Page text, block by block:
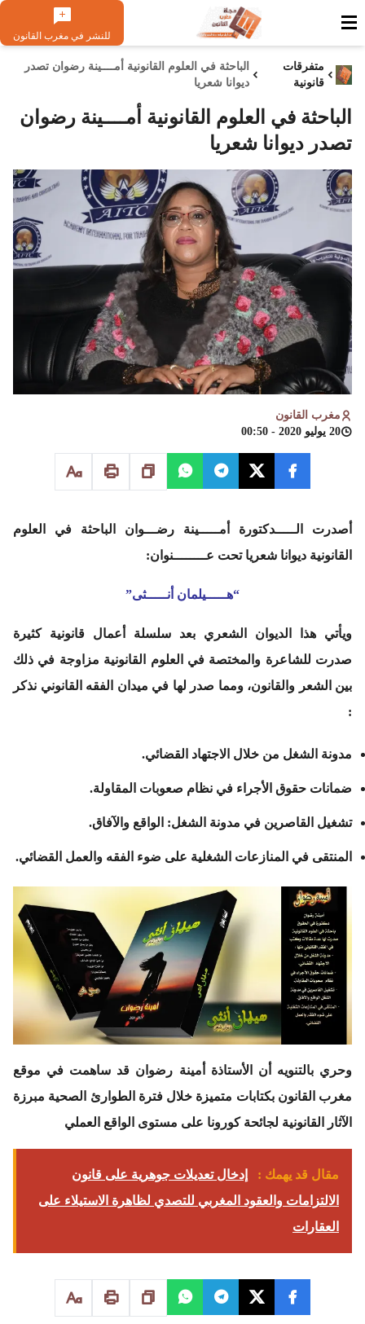
للنشر في مغرب القانون
متفرقات
قانونية
الباحثة في العلوم القانونية أمــــينة رضوان تصدر
ديوانا شعريا
الباحثة في العلوم القانونية أمــــينة رضوان
تصدر ديوانا شعريا
مغرب القانون
20 يوليو 2020 - 00:50
أصدرت الـــــدكتورة أمـــــينة رضـــوان الباحثة في العلوم
القانونية ديوانا شعريا تحت عــــــــنوان:
“هـــــيلمان أنـــــثى”
ويأتي هذا الديوان الشعري بعد سلسلة أعمال قانونية كثيرة
صدرت للشاعرة والمختصة في العلوم القانونية مزاوجة في ذلك
بين الشعر والقانون، ومما صدر لها في ميدان الفقه القانوني نذكر
:
مدونة الشغل من خلال الاجتهاد القضائي.
ضمانات حقوق الأجراء في نظام صعوبات المقاولة.
تشغيل القاصرين في مدونة الشغل: الواقع والآفاق.
المنتقى في المنازعات الشغلية على ضوء الفقه والعمل القضائي.
وحري بالتنويه أن الأستاذة أمينة رضوان قد ساهمت في موقع
مغرب القانون بكتابات متميزة خلال فترة الطوارئ الصحية مبرزة
الآثار القانونية لجائحة كورونا على مستوى الواقع العملي
مقال قد يهمك :
إدخال تعديلات جوهرية على قانون
الالتزامات والعقود المغربي للتصدي لظاهرة الاستيلاء على
العقارات